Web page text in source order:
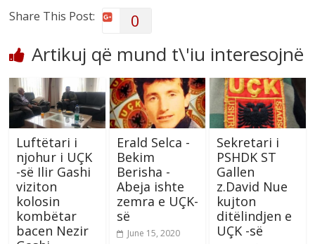
Share This Post: 0
Artikuj që mund t\'iu interesojnë
Luftëtari i
njohur i UÇK
-së Ilir Gashi
viziton
kolosin
kombëtar
bacen Nezir
Erald Selca -
Bekim
Berisha -
Abeja ishte
zemra e UÇK-
së
June 15, 2020
Sekretari i
PSHDK ST
Gallen
z.David Nue
kujton
ditëlindjen e
UÇK -së